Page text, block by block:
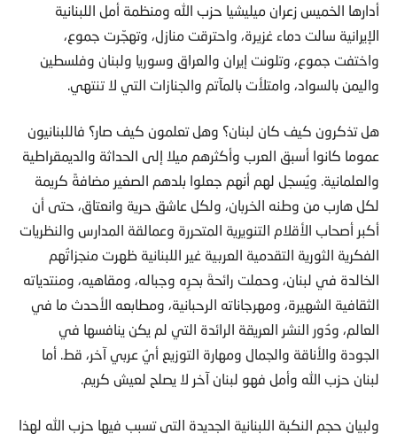
أدارها الخميس زعران ميليشيا حزب الله ومنظمة أمل اللبنانية
الإيرانية سالت دماء غزيرة، واحترقت منازل، وتهجّرت جموع،
واختفت جموع، وتلونت إيران والعراق وسوريا ولبنان وفلسطين
واليمن بالسواد، وامتلأت بالمآتم والجنازات التي لا تنتهي.
هل تذكرون كيف كان لبنان؟ وهل تعلمون كيف صار؟ فاللبنانيون
عموما كانوا أسبق العرب وأكثرهم ميلا إلى الحداثة والديمقراطية
والعلمانية. ويُسجل لهم أنهم جعلوا بلدهم الصغير مضافةً كريمة
لكل هارب من وطنه الخربان، ولكل عاشق حرية وانعتاق، حتى أن
أكبر أصحاب الأقلام التنويرية المتحررة وعمالقة المدارس والنظريات
الفكرية الثورية التقدمية العربية غير اللبنانية ظهرت منجزاتُهم
الخالدة في لبنان، وحملت رائحةَ بحرِه وجباله، ومقاهيه، ومنتدياته
الثقافية الشهيرة، ومهرجاناته الرحبانية، ومطابعه الأحدث ما في
العالم، ودُور النشر العريقة الرائدة التي لم يكن ينافسها في
الجودة والأناقة والجمال ومهارة التوزيع أيُ عربي آخر، قط. أما
لبنان حزب الله وأمل فهو لبنان آخر لا يصلح لعيش كريم.
ولبيان حجم النكبة اللبنانية الجديدة التي تسبب فيها حزب الله لهذا